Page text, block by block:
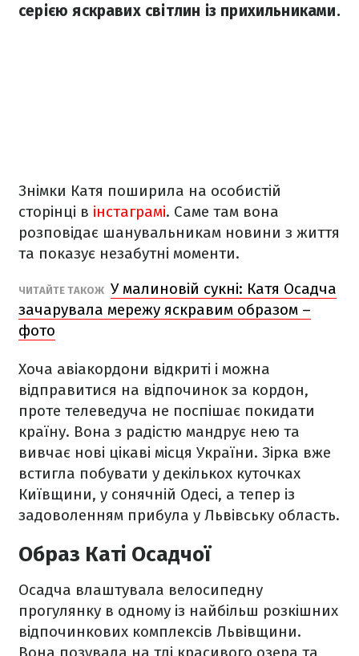
серією яскравих світлин із прихильниками.
Знімки Катя поширила на особистій
сторінці в інстаграмі. Саме там вона
розповідає шанувальникам новини з життя
та показує незабутні моменти.
ЧИТАЙТЕ ТАКОЖ У малиновій сукні: Катя Осадча
зачарувала мережу яскравим образом –
фото
Хоча авіакордони відкриті і можна
відправитися на відпочинок за кордон,
проте телеведуча не поспішає покидати
країну. Вона з радістю мандрує нею та
вивчає нові цікаві місця України. Зірка вже
встигла побувати у декількох куточках
Київщини, у сонячній Одесі, а тепер із
задоволенням прибула у Львівську область.
Образ Каті Осадчої
Осадча влаштувала велосипедну
прогулянку в одному із найбільш розкішних
відпочинкових комплексів Львівщини.